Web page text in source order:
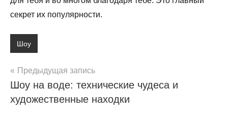
секрет их популярности.
Шоу
Навигация
по
записям
Предыдущая запись
Шоу на воде: технические чудеса и
художественные находки